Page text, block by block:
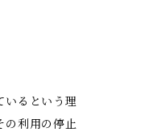
いるという理
の利用の停止